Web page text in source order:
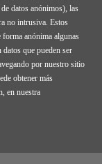
datos anónimos), las
no intrusiva. Estos
anónima algunas
que pueden ser
por nuestro sitio
obtener más
en nuestra